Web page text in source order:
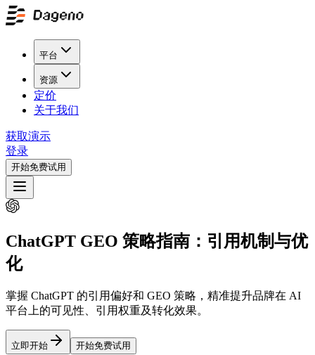
平台
资源
定价
关于我们
获取演示
登录
开始免费试用
ChatGPT GEO 策略指南：引用机制与优
化
掌握 ChatGPT 的引用偏好和 GEO 策略，精准提升品牌在 AI
平台上的可见性、引用权重及转化效果。
立即开始 开始免费试用